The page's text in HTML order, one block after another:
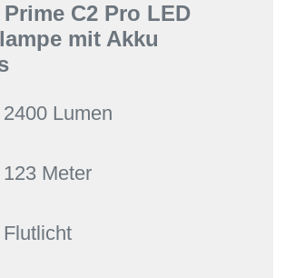
C2 Pro LED
mit Akku
2400 Lumen
123 Meter
Flutlicht